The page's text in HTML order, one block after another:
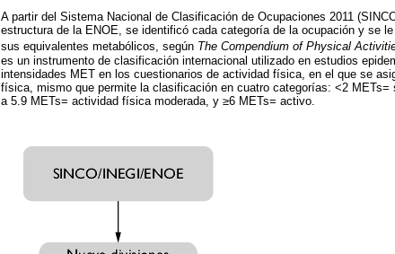
A partir del Sistema Nacional de Clasificación de Ocupaciones 2011
estructura de la ENOE, se identificó cada categoría de la ocupación y se
sus equivalentes metabólicos, según The Compendium of Physical
es un instrumento de clasificación internacional utilizado en estudios
intensidades MET en los cuestionarios de actividad física, en el que se
física, mismo que permite la clasificación en cuatro categorías: <2
a 5.9 METs= actividad física moderada, y ≥6 METs= activo.